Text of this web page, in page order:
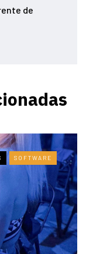
de
SOFTWARE